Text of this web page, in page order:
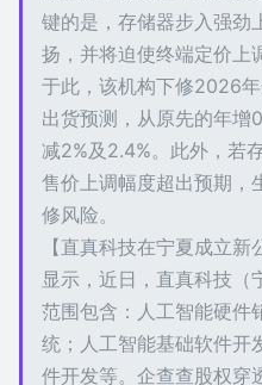
键的是，存储器步入强劲
扬，并将迫使终端定价上
于此，该机构下修2026
出货预测，从原先的年增
减2%及2.4%。此外，若
售价上调幅度超出预期，
修风险。
【直真科技在宁夏成立
显示，近日，直真科技（
范围包含：人工智能硬件
统；人工智能基础软件开
件开发等。企查查股权穿